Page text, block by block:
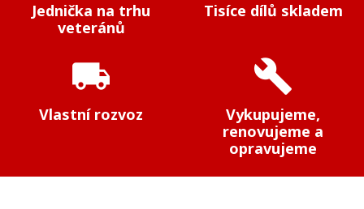
Jednička na trhu
veteránů
Tisíce dílů skladem
local_shipping
Vlastní rozvoz
build
Vykupujeme,
renovujeme a
opravujeme